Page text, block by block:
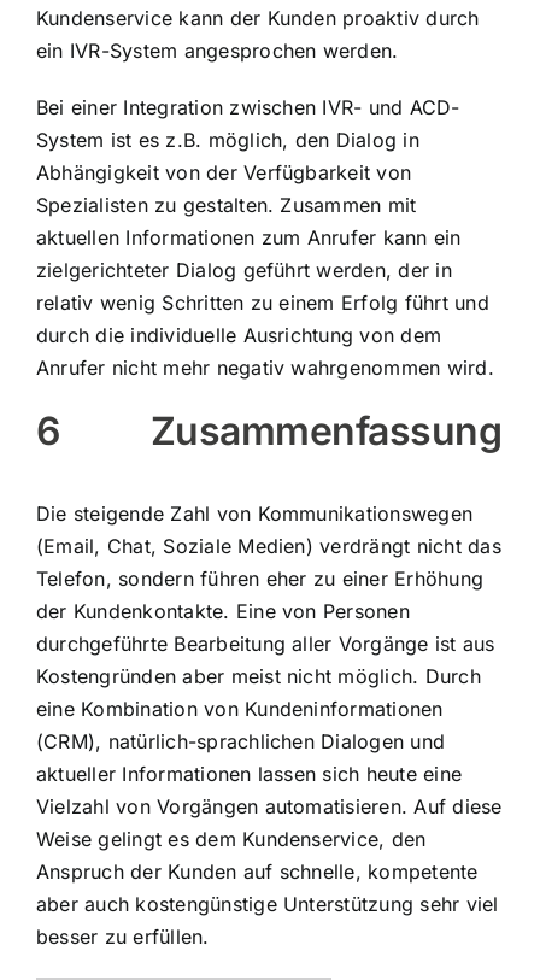
Kundenservice kann der Kunden proaktiv durch
ein IVR-System angesprochen werden.
Bei einer Integration zwischen IVR- und ACD-
System ist es z.B. möglich, den Dialog in
Abhängigkeit von der Verfügbarkeit von
Spezialisten zu gestalten. Zusammen mit
aktuellen Informationen zum Anrufer kann ein
zielgerichteter Dialog geführt werden, der in
relativ wenig Schritten zu einem Erfolg führt und
durch die individuelle Ausrichtung von dem
Anrufer nicht mehr negativ wahrgenommen wird.
6 Zusammenfassung
Die steigende Zahl von Kommunikationswegen
(Email, Chat, Soziale Medien) verdrängt nicht das
Telefon, sondern führen eher zu einer Erhöhung
der Kundenkontakte. Eine von Personen
durchgeführte Bearbeitung aller Vorgänge ist aus
Kostengründen aber meist nicht möglich. Durch
eine Kombination von Kundeninformationen
(CRM), natürlich-sprachlichen Dialogen und
aktueller Informationen lassen sich heute eine
Vielzahl von Vorgängen automatisieren. Auf diese
Weise gelingt es dem Kundenservice, den
Anspruch der Kunden auf schnelle, kompetente
aber auch kostengünstige Unterstützung sehr viel
besser zu erfüllen.